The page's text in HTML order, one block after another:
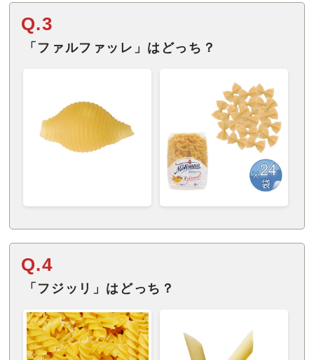
Q.3
「ファルファッレ」はどっち？
Q.4
「フジッリ」はどっち？